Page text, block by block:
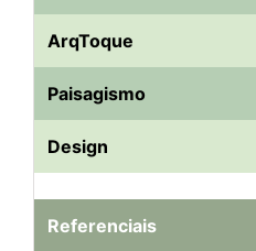
ArqToque
Paisagismo
Design
Referenciais